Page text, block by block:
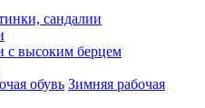
сандалии
с высоким берцем
Зимняя рабочая